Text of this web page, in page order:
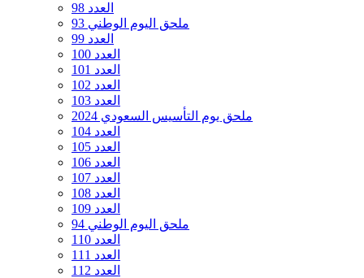
العدد 98
ملحق اليوم الوطني 93
العدد 99
العدد 100
العدد 101
العدد 102
العدد 103
ملحق يوم التأسيس السعودي 2024
العدد 104
العدد 105
العدد 106
العدد 107
العدد 108
العدد 109
ملحق اليوم الوطني 94
العدد 110
العدد 111
العدد 112